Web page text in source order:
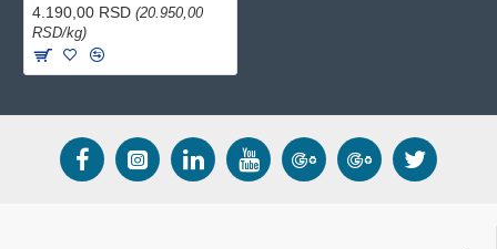
4.190,00 RSD (20.950,00
RSD/kg)